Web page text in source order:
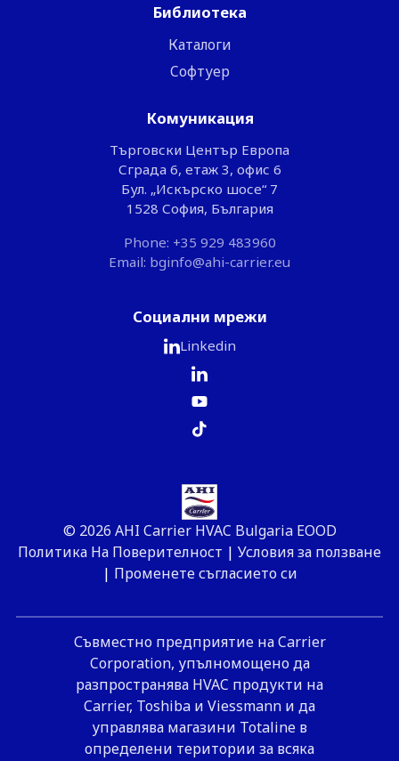
Библиотека
Каталоги
Софтуер
Комуникация
Търговски Център Европа
Сграда 6, етаж 3, офис 6
Бул. „Искърско шосе“ 7
1528 София, България
Phone: +35 929 483960
Email: bginfo@ahi-carrier.eu
Социални мрежи
Linkedin
© 2026 AHI Carrier HVAC Bulgaria EOOD
Политика На Поверителност | Условия за ползване
| Променете съгласието си
Съвместно предприятие на Carrier
Corporation, упълномощено да
разпространява HVAC продукти на
Carrier, Toshiba и Viessmann и да
управлява магазини Totaline в
определени територии за всяка